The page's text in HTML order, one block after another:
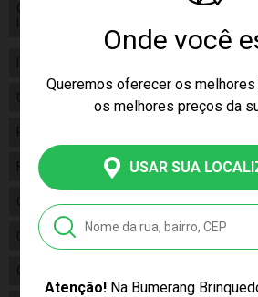
Onde você
Queremos oferecer os
os melhores preços da
USAR SUA
Atenção!Na Bumerang
Certificado/
Feminino
Fabricante Sunny
Código 2205
Código de Barras